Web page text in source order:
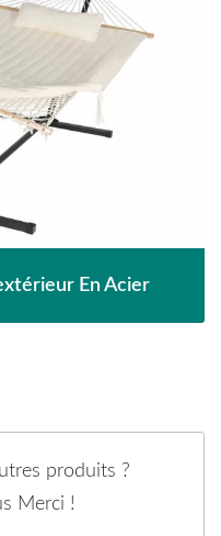
En Acier
produits ?
Merci !